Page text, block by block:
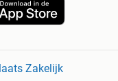
Zakelijk